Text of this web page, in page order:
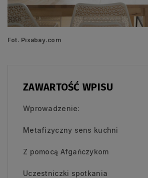
Fot. Pixabay.com
ZAWARTOŚĆ WPISU
Wprowadzenie:
Metafizyczny sens kuchni
Z pomocą Afgańczykom
Uczestniczki spotkania